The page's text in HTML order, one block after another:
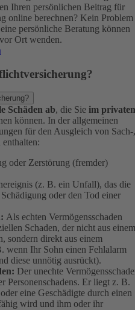
Ihren persönlichen Beitrag für
online berechnen? Kein Problem
persönliche Beratung können
Ort wenden.
Schäden ab, die Sie im privaten
können. In der allgemeinen
für den Ausgleich von Sach-,
enthalten:
oder Zerstörung (fremder)
(z. B. ein Unfall), das die
oder den Tod einer
Als echten Vermögensschaden
Schaden, der nicht aus einem
sondern direkt aus einem
wenn Ihr Sohn einen Fehlalarm
diese unnötig ausrückt).
Der unechte
Personenschadens. Er liegt z. B.
eine Geschädigte durch einen
wird und ihm oder ihr